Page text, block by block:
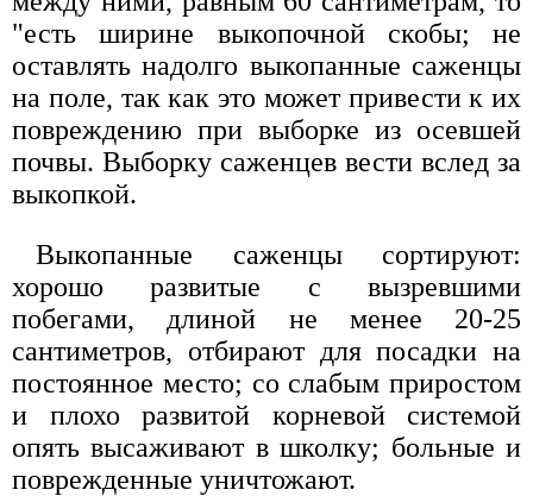
"есть ширине выкопочной скобы; не
оставлять надолго выкопанные саженцы
на поле, так как это может привести к их
повреждению при выборке из осевшей
почвы. Выборку саженцев вести вслед за
выкопкой.
Выкопанные саженцы сортируют:
хорошо развитые с вызревшими
побегами, длиной не менее 20-25
сантиметров, отбирают для посадки на
постоянное место; со слабым приростом
и плохо развитой корневой системой
опять высаживают в школку; больные и
поврежденные уничтожают.